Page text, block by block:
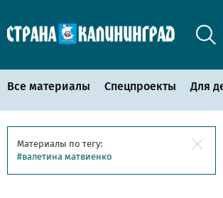
Все материалы Спецпроекты Для
Материалы по тегу:
валетина матвиенко